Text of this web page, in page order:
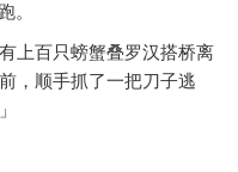
。
上百只螃蟹叠罗汉搭桥离
，顺手抓了一把刀子逃